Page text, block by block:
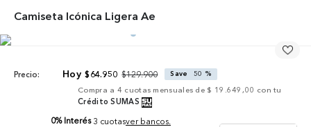
Camiseta Icónica Ligera Ae
Precio: $64.950 $129.900 Save 50 %
Compra a 4 cuotas mensuales de $ 19.649,00 con tu
Crédito SUMAS
0% Interés 3 cuotasver bancos.